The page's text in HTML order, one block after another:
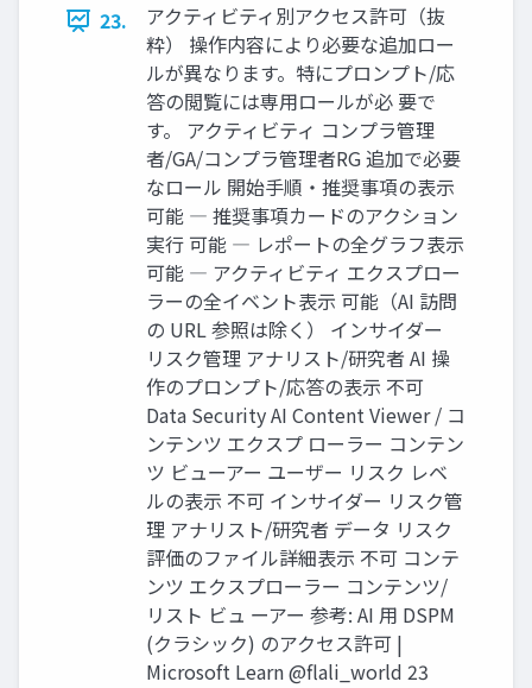
23.
アクティビティ別アクセス許可（抜
粋） 操作内容により必要な追加ロー
ルが異なります。特にプロンプト/応
答の閲覧には専用ロールが必 要で
す。 アクティビティ コンプラ管理
者/GA/コンプラ管理者RG 追加で必要
なロール 開始手順・推奨事項の表示
可能 ― 推奨事項カードのアクション
実行 可能 ― レポートの全グラフ表示
可能 ― アクティビティ エクスプロー
ラーの全イベント表示 可能（AI 訪問
の URL 参照は除く） インサイダー
リスク管理 アナリスト/研究者 AI 操
作のプロンプト/応答の表示 不可
Data Security AI Content Viewer / コ
ンテンツ エクスプ ローラー コンテン
ツ ビューアー ユーザー リスク レベ
ルの表示 不可 インサイダー リスク管
理 アナリスト/研究者 データ リスク
評価のファイル詳細表示 不可 コンテ
ンツ エクスプローラー コンテンツ/
リスト ビュ ーアー 参考: AI 用 DSPM
(クラシック) のアクセス許可 |
Microsoft Learn @flali_world 23